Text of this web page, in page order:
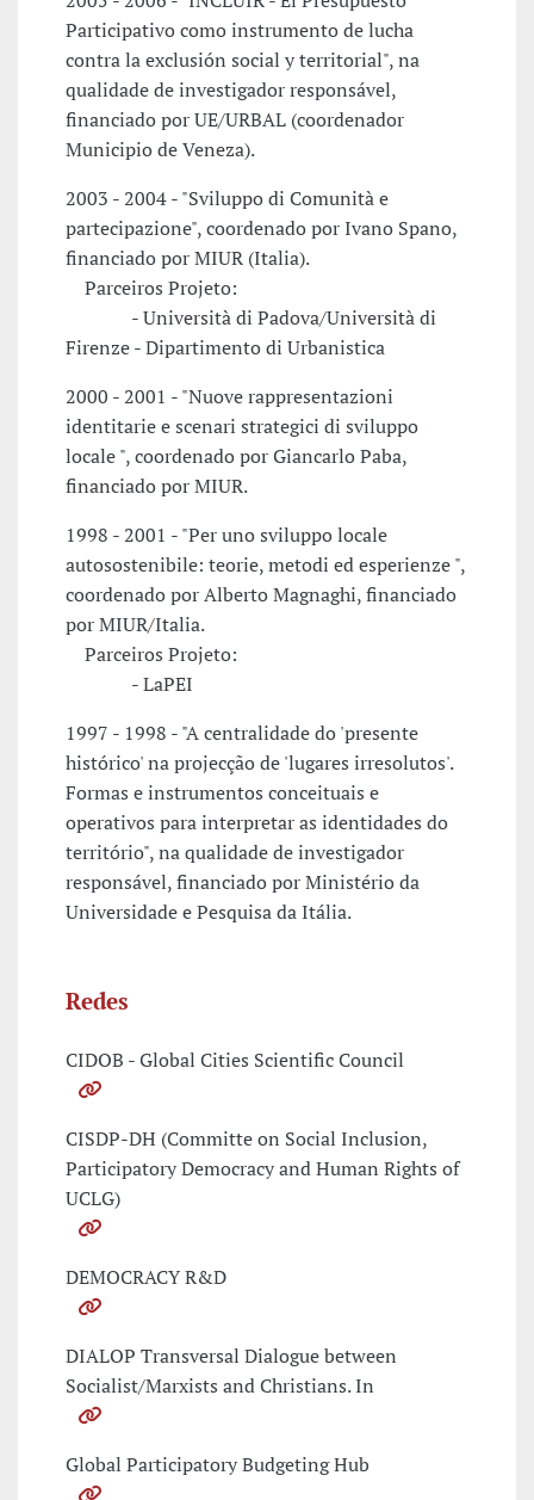
Participativo como instrumento de lucha
contra la exclusión social y territorial", na
qualidade de investigador responsável,
financiado por UE/URBAL (coordenador
Municipio de Veneza).
2003 - 2004 - "Sviluppo di Comunità e
partecipazione", coordenado por Ivano Spano,
financiado por MIUR (Italia).
Parceiros Projeto:
- Università di Padova/Università di
Firenze - Dipartimento di Urbanistica
2000 - 2001 - "Nuove rappresentazioni
identitarie e scenari strategici di sviluppo
locale ", coordenado por Giancarlo Paba,
financiado por MIUR.
1998 - 2001 - "Per uno sviluppo locale
autosostenibile: teorie, metodi ed esperienze ",
coordenado por Alberto Magnaghi, financiado
por MIUR/Italia.
Parceiros Projeto:
- LaPEI
1997 - 1998 - "A centralidade do 'presente
histórico' na projecção de 'lugares irresolutos'.
Formas e instrumentos conceituais e
operativos para interpretar as identidades do
território", na qualidade de investigador
responsável, financiado por Ministério da
Universidade e Pesquisa da Itália.
Redes
CIDOB - Global Cities Scientific Council
CISDP-DH (Committe on Social Inclusion,
Participatory Democracy and Human Rights of
UCLG)
DEMOCRACY R&D
DIALOP Transversal Dialogue between
Socialist/Marxists and Christians. In
Global Participatory Budgeting Hub